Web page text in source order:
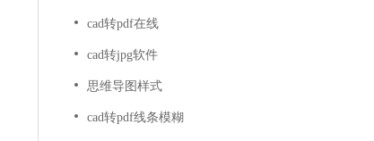
cad转pdf在线
cad转jpg软件
思维导图样式
cad转pdf线条模糊